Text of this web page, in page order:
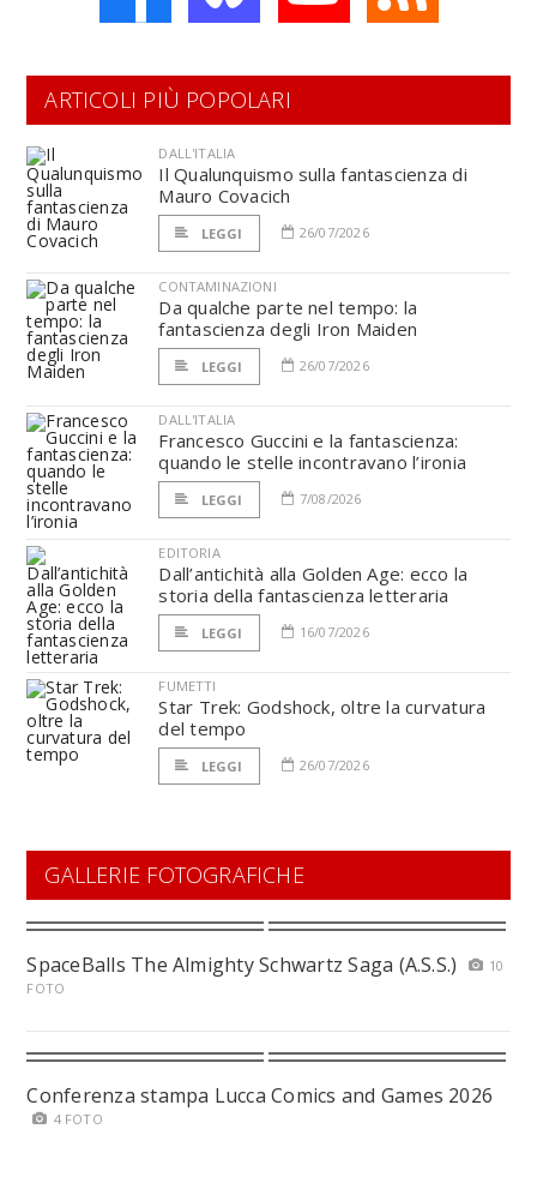
ARTICOLI PIÙ POPOLARI
DALL'ITALIA
Il Qualunquismo sulla fantascienza di
Mauro Covacich
LEGGI 26/07/2026
CONTAMINAZIONI
Da qualche parte nel tempo: la
fantascienza degli Iron Maiden
LEGGI 26/07/2026
DALL'ITALIA
Francesco Guccini e la fantascienza:
quando le stelle incontravano l’ironia
LEGGI 7/08/2026
EDITORIA
Dall’antichità alla Golden Age: ecco la
storia della fantascienza letteraria
LEGGI 16/07/2026
FUMETTI
Star Trek: Godshock, oltre la curvatura
del tempo
LEGGI 26/07/2026
GALLERIE FOTOGRAFICHE
SpaceBalls The Almighty Schwartz Saga (A.S.S.)
10
FOTO
Conferenza stampa Lucca Comics and Games 2026
4 FOTO